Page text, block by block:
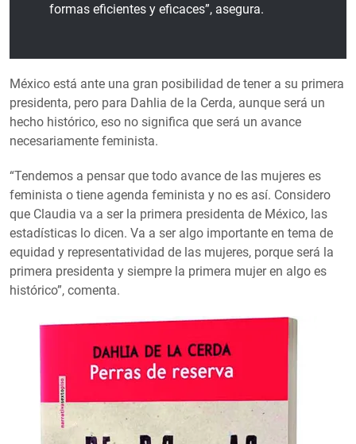
formas eficientes y eficaces”, asegura.
México está ante una gran posibilidad de tener a su primera
presidenta, pero para Dahlia de la Cerda, aunque será un
hecho histórico, eso no significa que será un avance
necesariamente feminista.
“Tendemos a pensar que todo avance de las mujeres es
feminista o tiene agenda feminista y no es así. Considero
que Claudia va a ser la primera presidenta de México, las
estadísticas lo dicen. Va a ser algo importante en tema de
equidad y representatividad de las mujeres, porque será la
primera presidenta y siempre la primera mujer en algo es
histórico”, comenta.